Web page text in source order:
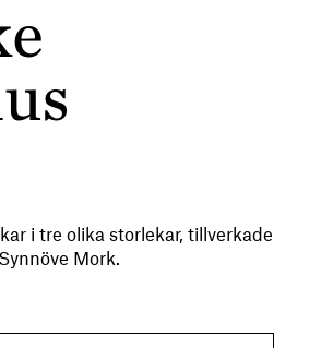
i tre olika storlekar, tillverkade
Mork.